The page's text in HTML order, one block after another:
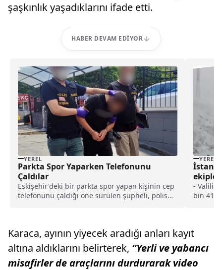
şaşkınlık yaşadıklarını ifade etti.
HABER DEVAM EDIYOR
YEREL
Parkta Spor Yaparken Telefonunu
Çaldılar
Eskişehir'deki bir parkta spor yapan kişinin cep
telefonunu çaldığı öne sürülen şüpheli, polis
YEREL
- Valilik
bin 417
320 ton
Karaca, ayının yiyecek aradığı anları kayıt
altına aldıklarını belirterek, “Yerli ve yabancı
misafirler de araçlarını durdurarak video